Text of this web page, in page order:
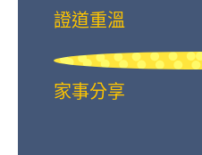
證道重溫
家事分享